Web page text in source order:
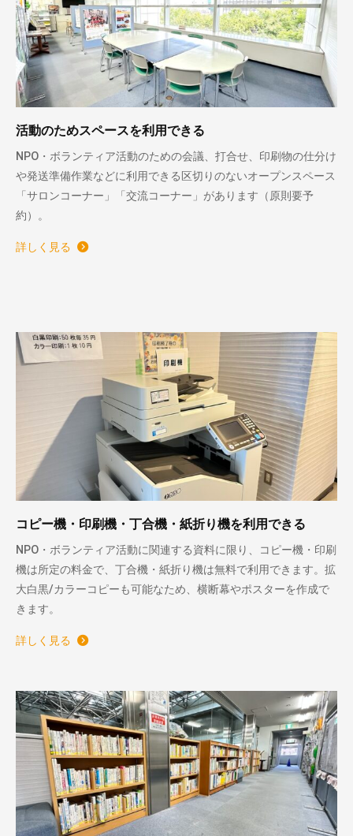
活動のためスペースを利用できる
NPO・ボランティア活動のための会議、打合せ、印刷物の仕分け
や発送準備作業などに利用できる区切りのないオープンスペース
「サロンコーナー」「交流コーナー」があります（原則要予
約）。
詳しく見る
コピー機・印刷機・丁合機・紙折り機を利用できる
NPO・ボランティア活動に関連する資料に限り、コピー機・印刷
機は所定の料金で、丁合機・紙折り機は無料で利用できます。拡
大白黒/カラーコピーも可能なため、横断幕やポスターを作成で
きます。
詳しく見る